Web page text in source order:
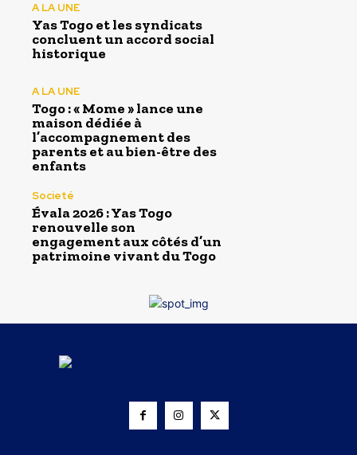
A LA UNE
Yas Togo et les syndicats
concluent un accord social
historique
A LA UNE
Togo : « Mome » lance une
maison dédiée à
l’accompagnement des
parents et au bien-être des
enfants
Societé
Évala 2026 : Yas Togo
renouvelle son
engagement aux côtés d’un
patrimoine vivant du Togo